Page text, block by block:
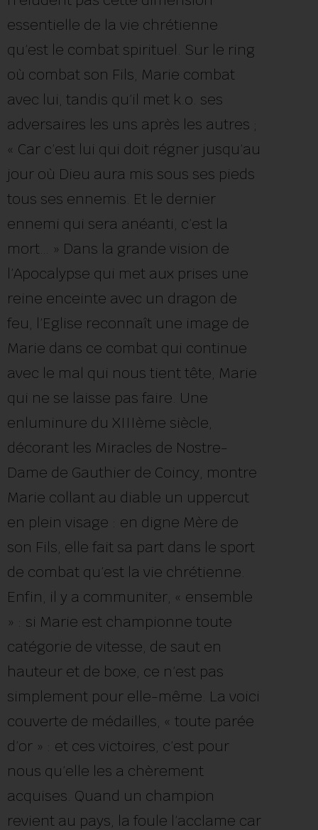
essentielle de la vie chrétienne
qu’est le combat spirituel. Sur le ring
où combat son Fils, Marie combat
avec lui, tandis qu’il met k.o. ses
adversaires les uns après les autres ;
« Car c’est lui qui doit régner jusqu’au
jour où Dieu aura mis sous ses pieds
tous ses ennemis. Et le dernier
ennemi qui sera anéanti, c’est la
mort… » Dans la grande vision de
l’Apocalypse qui met aux prises une
reine enceinte avec un dragon de
feu, l’Eglise reconnaît une image de
Marie dans ce combat qui continue
avec le mal qui nous tient tête, Marie
qui ne se laisse pas faire. Une
enluminure du XIIIème siècle,
décorant les Miracles de Nostre-
Dame de Gauthier de Coincy, montre
Marie collant au diable un uppercut
en plein visage : en digne Mère de
son Fils, elle fait sa part dans le sport
de combat qu’est la vie chrétienne.
Enfin, il y a communiter, « ensemble
» : si Marie est championne toute
catégorie de vitesse, de saut en
hauteur et de boxe, ce n’est pas
simplement pour elle-même. La voici
couverte de médailles, « toute parée
d’or » : et ces victoires, c’est pour
nous qu’elle les a chèrement
acquises. Quand un champion
revient au pays, la foule l’acclame car